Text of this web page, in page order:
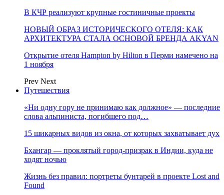
В КЧР реализуют крупные гостиничные проекты
НОВЫЙ ОБРАЗ ИСТОРИЧЕСКОГО ОТЕЛЯ: КАК
АРХИТЕКТУРА СТАЛА ОСНОВОЙ БРЕНДА AKYAN
Открытие отеля Hampton by Hilton в Перми намечено на
1 ноября
Prev Next
Путешествия
«Ни одну гору не принимаю как должное» — последние
слова альпиниста, погибшего под…
15 шикарных видов из окна, от которых захватывает дух
Бхангар — проклятый город-призрак в Индии, куда не
ходят ночью
Жизнь без правил: портреты бунтарей в проекте Lost and
Found